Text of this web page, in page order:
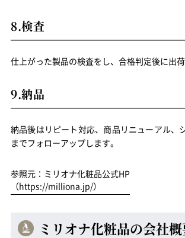
8.検査
仕上がった製品の検査をし、合格判定後に出荷
9.納品
納品後はリピート対応、商品リニューアル、
までフォローアップします。
参照元：ミリオナ化粧品公式HP
（https://milliona.jp/）
ミリオナ化粧品の会社